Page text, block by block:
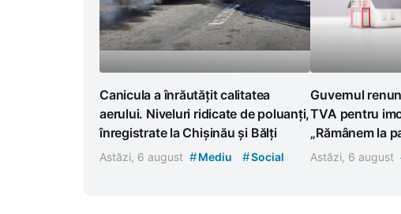
Canicula a înrăutățit calitatea
aerului. Niveluri ridicate de poluanți,
înregistrate la Chișinău și Bălți
Astăzi, 6 august #Mediu #Social
Guvernul
TVA pentru
„Rămânem la
Astăzi, 6 august